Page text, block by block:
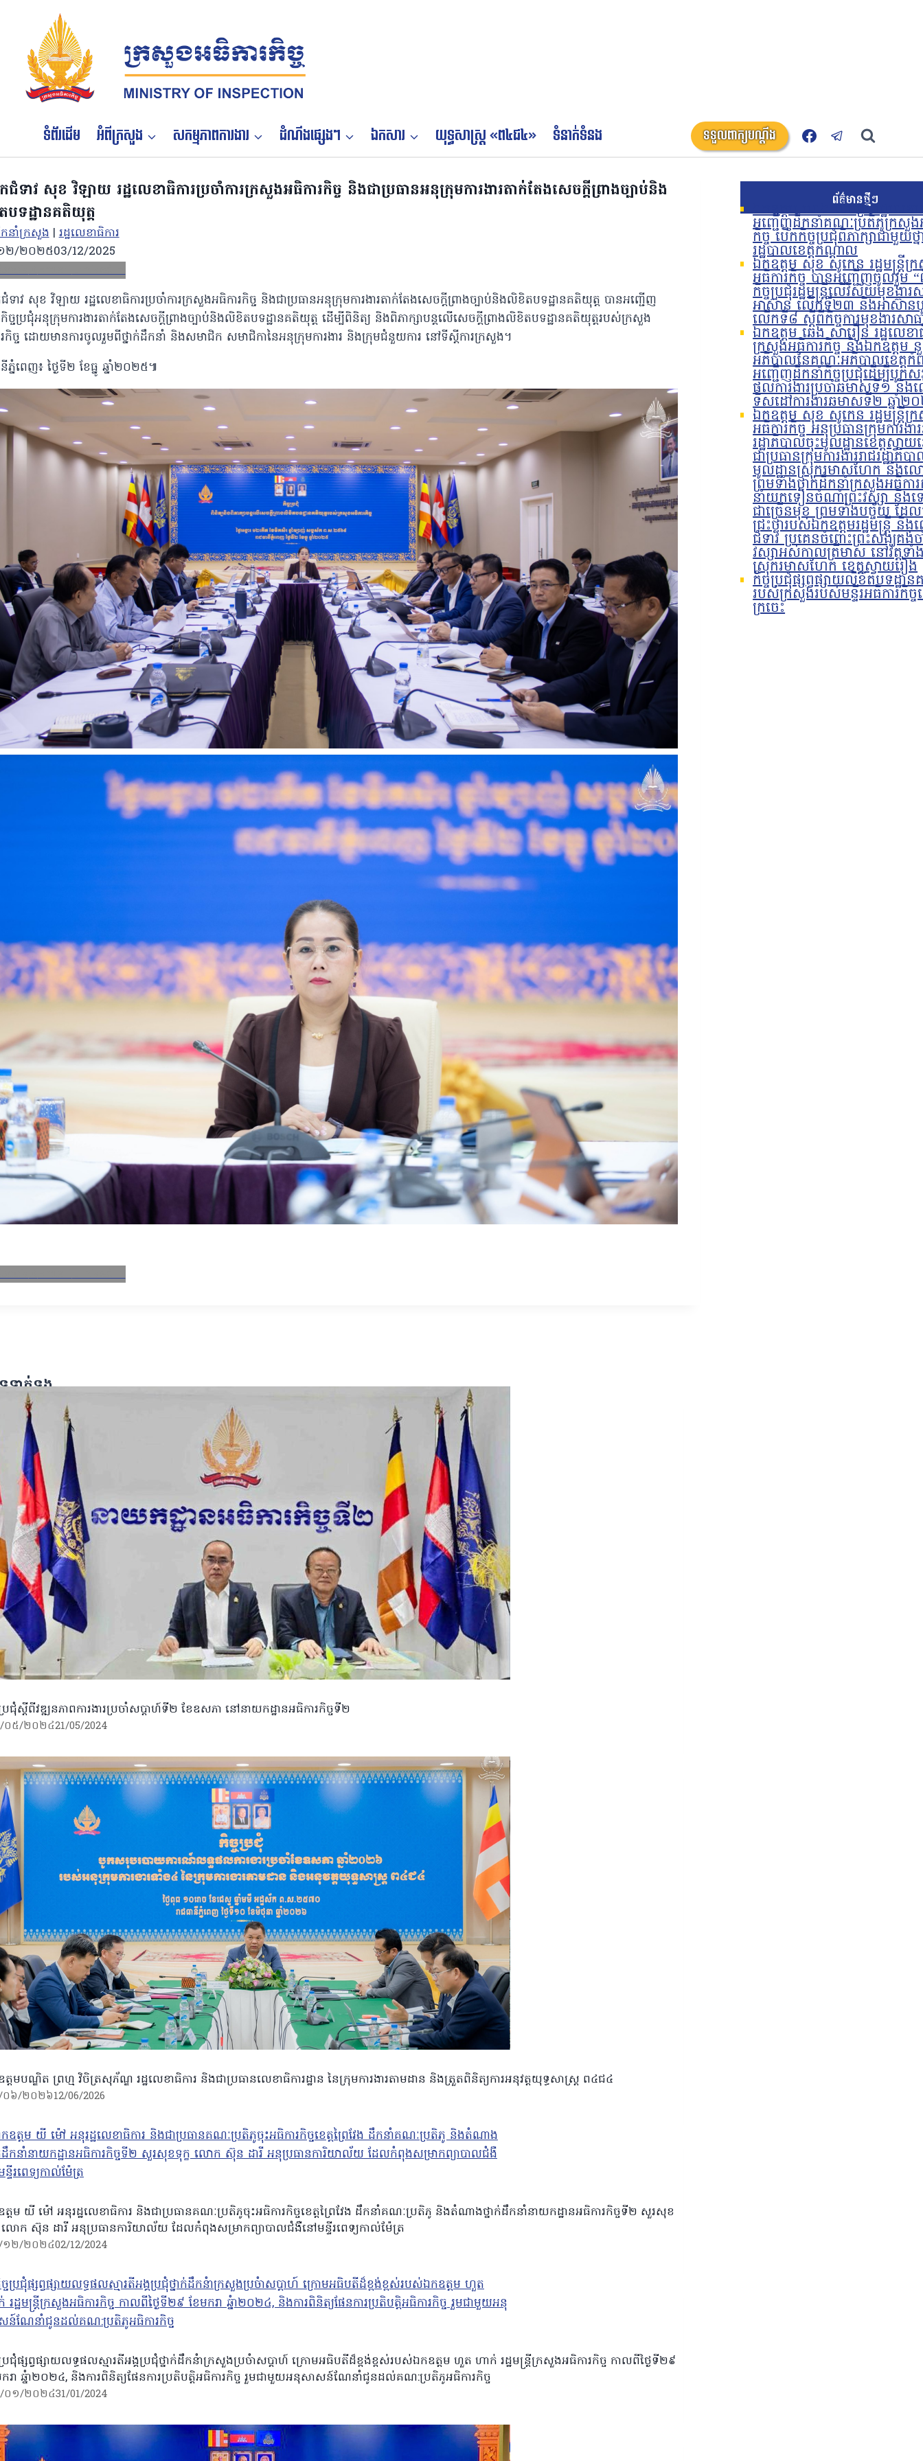
content
ទំព័រដើម អំពីក្រសួង សកម្មភាពការងារ ដំណឹងផ្សេងៗ ឯកសារ យុទ្ធសាស្ត្រ «ព៤ជ៤» ទំនាក់ទំនង ទទួលពាក្យបណ្តឹង
ទាវ សុខ វិឡាយ រដ្ឋលេខាធិការប្រចាំការក្រសួងអធិការកិច្ច និងជាប្រធានអនុក្រុមការងារតាក់តែងសេចក្តីព្រាងច្បាប់និង
ទដ្ឋានគតិយុត្ត
កនាំក្រសួង|រដ្ឋលេខាធិការ
២/២០២៥03/12/2025
XEmailLinkedIn
ាវ សុខ វិឡាយ រដ្ឋលេខាធិការប្រចាំការក្រសួងអធិការកិច្ច និងជាប្រធានអនុក្រុមការងារតាក់តែងសេចក្តីព្រាងច្បាប់និងលិខិតបទដ្ឋានគតិយុត្ត បានអញ្ជើញ
ច្ចប្រជុំអនុក្រុមការងារតាក់តែងសេចក្តីព្រាងច្បាប់និងលិខិតបទដ្ឋានគតិយុត្ត ដេីម្បីពិនិត្យ និងពិភាក្សាបន្តលើសេចក្តីព្រាងលិខិតបទដ្ឋានគតិយុត្តរបស់ក្រសួង
កិច្ច ដោយមានការចូលរួមពីថ្នាក់ដឹកនាំ និងសមាជិក សមាជិកានៃអនុក្រុមការងារ និងក្រុមជំនួយការ នៅទីស្ដីការក្រសួង។
នីភ្នំពេញ៖ ថ្ងៃទី២ ខែធ្នូ ឆ្នាំ២០២៥៕
XEmailLinkedIn
ទាក់ទង
រជុំស្តីពីវឌ្ឍនភាពការងារប្រចាំសប្ដាហ៍ទី២ ខែឧសភា​ នៅនាយកដ្ឋានអធិការកិច្ចទី២
៥/២០២៤21/05/2024
តមបណ្ឌិត ព្រហ្ម វិចិត្រសុភ័ណ្ឌ រដ្ឋលេខាធិការ និងជាប្រធានលេខាធិការដ្ឋាន នៃក្រុមការងារតាមដាន និងត្រួតពិនិត្យការអនុវត្តយុទ្ធសាស្រ្ត ព៤ជ៤
៦/២០២៦12/06/2026
តម យី ម៉ៅ អនុរដ្ឋលេខាធិការ និងជាប្រធានគណៈប្រតិភូចុះអធិការកិច្ចខេត្តព្រៃវែង ដឹកនាំគណៈប្រតិភូ និងតំណាងថ្នាក់ដឹកនាំនាយកដ្ឋានអធិការកិច្ចទី២ សួរសុខ
លោក ស៊ុន ដារី អនុប្រធានការិយាល័យ ដែលកំពុងសម្រាកព្យាបាលជំងឺនៅមន្ទីរពេទ្យកាល់ម៉ែត្រ
២/២០២៤02/12/2024
រជុំផ្សព្វផ្សាយលទ្ធផលស្មារតីអង្គប្រជុំថ្នាក់ដឹកនំាក្រសួងប្រចំាសប្ដាហ៍ ក្រោមអធិបតីដ៏ខ្ពង់ខ្ពស់របស់ឯកឧត្តម ហួត ហាក់ រដ្ឋមន្ដ្រីក្រសួងអធិការកិច្ច កាលពីថ្ងៃទី២៩
រា ឆ្នំា២០២៤, និងការពិនិត្យផែនការប្រតិបត្តិអធិការកិច្ច រួមជាមួយអនុសាសន៍ណែនាំជូនដល់គណ:ប្រតិភូអធិការកិច្ច
០១/២០២៤31/01/2024
ព័ត៌មានថ្មីៗ
ឯកឧត្តម ហេង លឹមទ្រី រដ្ឋលេខា
អញ្ជើញដឹកនាំគណៈប្រតិភូក្រសួង
កិច្ច បើកកិច្ចប្រជុំពិភាក្សាជាមួយថ្
រដ្ឋបាលខេត្តកណ្តាល
ឯកឧត្តម សុខ សូកេន រដ្ឋមន្រ្តីក្
អធិការកិច្ច បានអញ្ជើញចូលរួម
កិច្ចប្រជុំរដ្ឋមន្ត្រីលើវិស័យមុខងា
អាស៊ាន លើកទី២៣ និងអាស៊ាន
លើកទី៨ ស្តីពីកិច្ចការមុខងារសា
ឯកឧត្តម ឆេង សារឿន រដ្ឋលេខា
ក្រសួងអធិការកិច្ច និងឯកឧត្តម នួ
អភិបាលនៃគណៈអភិបាលខេត្តកំ
អញ្ជើញដឹកនាំកិច្ចប្រជុំដើម្បីបូក
ផលការងារប្រចាំឆមាសទី១ និង
ទិសដៅការងារឆមាសទី២ ឆ្នាំ២
ឯកឧត្តម សុខ សូកេន រដ្ឋមន្រ្តីក្
អធិការកិច្ច អនុប្រធានក្រុមការងា
រដ្ឋាភិបាលចុះមូលដ្ឋានខេត្តស្វា
ជាប្រធានក្រុមការងាររាជរដ្ឋាភិប
មូលដ្ឋានស្រុករមាសហែក និងល
ព្រមទាំងថ្នាក់ដឹកនាំក្រសួងអធិការ
នាំយកទៀនចំណាំព្រះវស្សា និងទ
ជាច្រើនមុខ ព្រមទាំងបច្ច័យ ដែល
ជ្រះថ្លារបស់ឯកឧត្តមរដ្ឋមន្រ្តី និ
ជំទាវ ប្រគេនចំពោះព្រះសង្ឃគង់ច
វស្សាអស់កាលត្រីមាស នៅវត្តទ
ស្រុករមាសហែក ខេត្តស្វាយរៀង
កិច្ចប្រជុំផ្សព្វផ្សាយលិខិតបទដ្ឋា
របស់ក្រសួងរបស់មន្ទីរអធិការកិច្ចខ
ក្រចេះ